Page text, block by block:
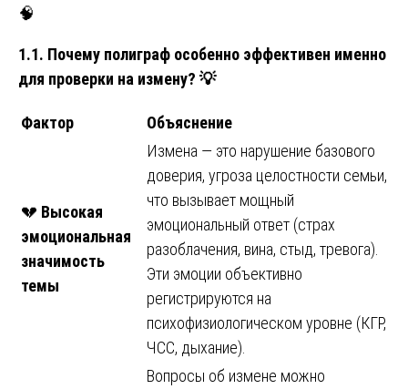
🧠
1.1. Почему полиграф особенно эффективен именно
для проверки на измену? 💡
Фактор Объяснение
💔 Высокая
эмоциональная
значимость
темы
Измена — это нарушение базового
доверия, угроза целостности семьи,
что вызывает мощный
эмоциональный ответ (страх
разоблачения, вина, стыд, тревога).
Эти эмоции объективно
регистрируются на
психофизиологическом уровне (КГР,
ЧСС, дыхание).
Вопросы об измене можно